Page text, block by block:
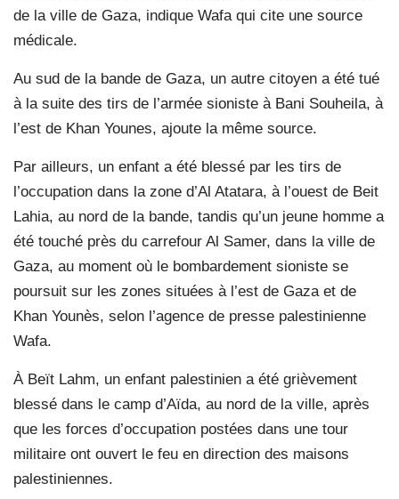
de la ville de Gaza, indique Wafa qui cite une source
médicale.
Au sud de la bande de Gaza, un autre citoyen a été tué
à la suite des tirs de l’armée sioniste à Bani Souheila, à
l’est de Khan Younes, ajoute la même source.
Par ailleurs, un enfant a été blessé par les tirs de
l’occupation dans la zone d’Al Atatara, à l’ouest de Beit
Lahia, au nord de la bande, tandis qu’un jeune homme a
été touché près du carrefour Al Samer, dans la ville de
Gaza, au moment où le bombardement sioniste se
poursuit sur les zones situées à l’est de Gaza et de
Khan Younès, selon l’agence de presse palestinienne
Wafa.
À Beït Lahm, un enfant palestinien a été grièvement
blessé dans le camp d’Aïda, au nord de la ville, après
que les forces d’occupation postées dans une tour
militaire ont ouvert le feu en direction des maisons
palestiniennes.